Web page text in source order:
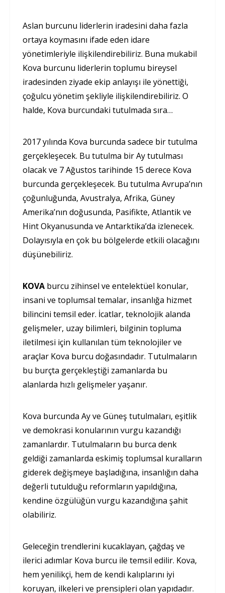
Aslan burcunu liderlerin iradesini daha fazla
ortaya koymasını ifade eden idare
yönetimleriyle ilişkilendirebiliriz. Buna mukabil
Kova burcunu liderlerin toplumu bireysel
iradesinden ziyade ekip anlayışı ile yönettiği,
çoğulcu yönetim şekliyle ilişkilendirebiliriz. O
halde, Kova burcundaki tutulmada sıra…
2017 yılında Kova burcunda sadece bir tutulma
gerçekleşecek. Bu tutulma bir Ay tutulması
olacak ve 7 Ağustos tarihinde 15 derece Kova
burcunda gerçekleşecek. Bu tutulma Avrupa’nın
çoğunluğunda, Avustralya, Afrika, Güney
Amerika’nın doğusunda, Pasifikte, Atlantik ve
Hint Okyanusunda ve Antarktika’da izlenecek.
Dolayısıyla en çok bu bölgelerde etkili olacağını
düşünebiliriz.
KOVA burcu zihinsel ve entelektüel konular,
insani ve toplumsal temalar, insanlığa hizmet
bilincini temsil eder. İcatlar, teknolojik alanda
gelişmeler, uzay bilimleri, bilginin topluma
iletilmesi için kullanılan tüm teknolojiler ve
araçlar Kova burcu doğasındadır. Tutulmaların
bu burçta gerçekleştiği zamanlarda bu
alanlarda hızlı gelişmeler yaşanır.
Kova burcunda Ay ve Güneş tutulmaları, eşitlik
ve demokrasi konularının vurgu kazandığı
zamanlardır. Tutulmaların bu burca denk
geldiği zamanlarda eskimiş toplumsal kuralların
giderek değişmeye başladığına, insanlığın daha
değerli tutulduğu reformların yapıldığına,
kendine özgülüğün vurgu kazandığına şahit
olabiliriz.
Geleceğin trendlerini kucaklayan, çağdaş ve
ilerici adımlar Kova burcu ile temsil edilir. Kova,
hem yenilikçi, hem de kendi kalıplarını iyi
koruyan, ilkeleri ve prensipleri olan yapıdadır.